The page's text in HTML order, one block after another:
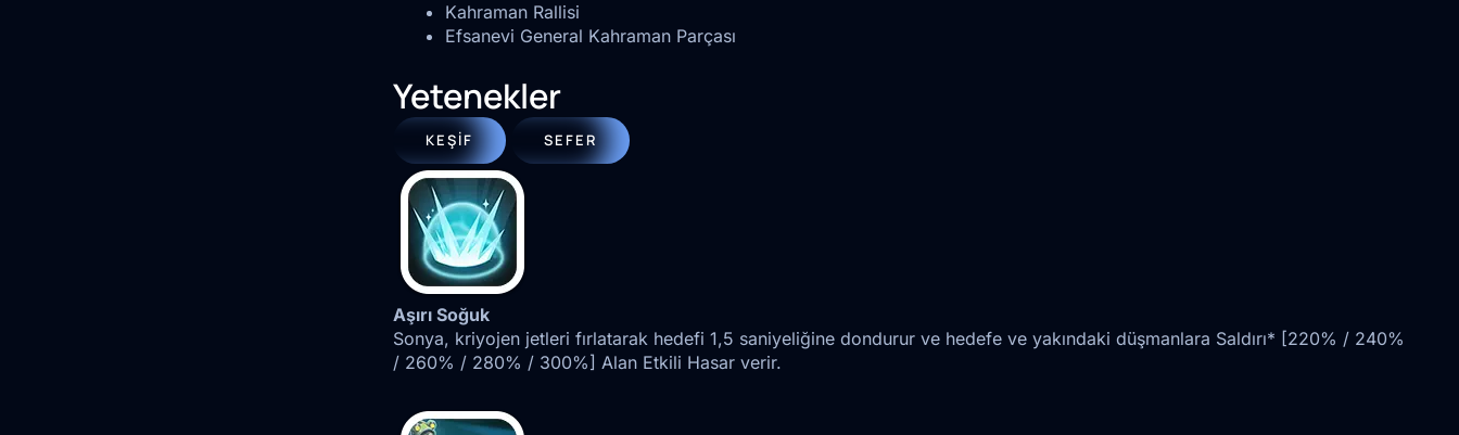
Kahraman Rallisi
Efsanevi General Kahraman Parçası
Yetenekler
KEŞIF SEFER
Aşırı Soğuk
Sonya, kriyojen jetleri fırlatarak hedefi 1,5 saniyeliğine dondurur ve hedefe ve yakındaki düşmanlara Saldırı* [220% / 240%
/ 260% / 280% / 300%] Alan Etkili Hasar verir.